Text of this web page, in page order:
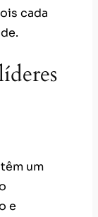
cada
um
e